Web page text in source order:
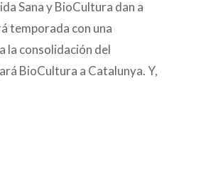
Sana y BioCultura dan a
temporada con una
la consolidación del
BioCultura a Catalunya. Y,